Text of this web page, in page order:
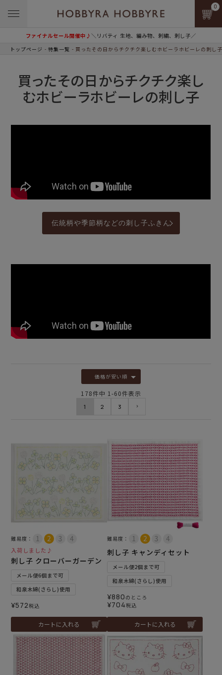
ファイナルセール開催中♪＼リバティ 生地、編み物、刺繍、刺し子／
0
トップページ 特集一覧 買ったその日からチクチク楽しむホビーラホビーレの刺し子
買ったその日からチクチク楽し
むホビーラホビーレの刺し子
伝統柄や季節柄などの刺し子ふきん
価格が安い順
178件中 1 -60件表示
1 2 3
難易度：
入荷しました♪
刺し子 クローバーガーデン
メール便6個まで可
和泉木綿(さらし)使用
¥572税込
カートに入れる
難易度：
刺し子 キャンディセット
メール便2個まで可
和泉木綿(さらし)使用
¥880 のところ
¥704税込
カートに入れる